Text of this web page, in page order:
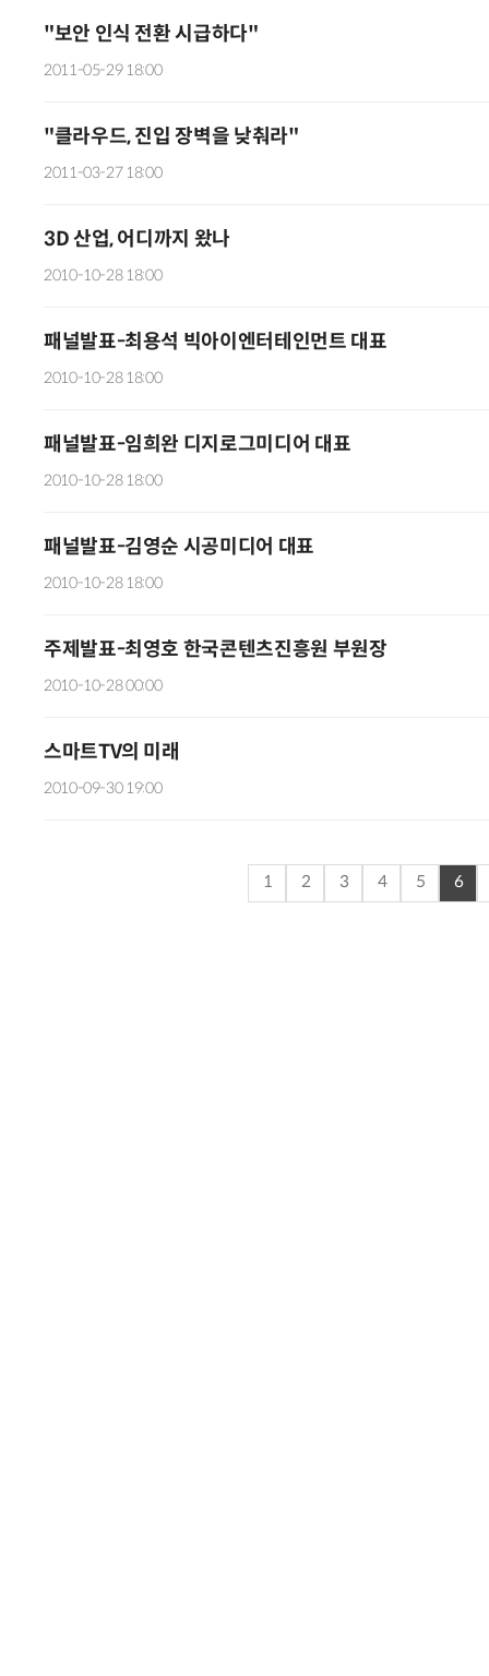
"보안 인식 전환 시급하다"
2011-05-29 18:00
"클라우드, 진입 장벽을 낮춰라"
2011-03-27 18:00
3D 산업, 어디까지 왔나
2010-10-28 18:00
패널발표-최용석 빅아이엔터테인먼트 대표
2010-10-28 18:00
패널발표-임희완 디지로그미디어 대표
2010-10-28 18:00
패널발표-김영순 시공미디어 대표
2010-10-28 18:00
주제발표-최영호 한국콘텐츠진흥원 부원장
2010-10-28 00:00
스마트TV의 미래
2010-09-30 19:00
1 2 3 4 5 6